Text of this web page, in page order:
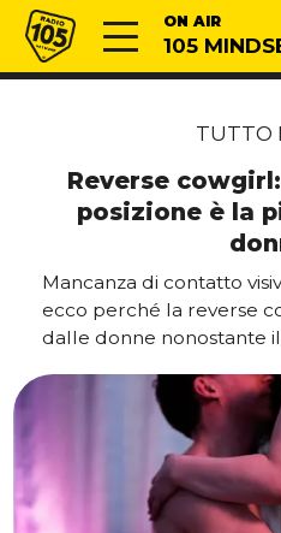
Vai al contenuto
Radio 105 ON AIR
105
TUTTO
Reverse
posizione è la
Mancanza di contatto
ecco perché la reverse
dalle donne nonostante